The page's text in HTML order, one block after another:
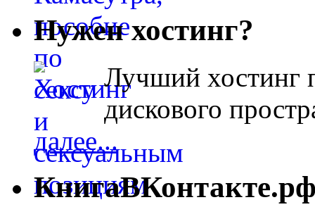
Нужен хостинг?
Лучший хостинг
дискового
далее...